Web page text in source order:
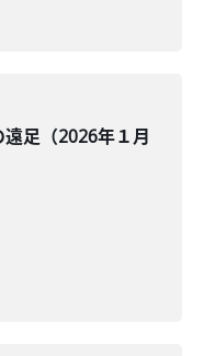
足（2026年１月